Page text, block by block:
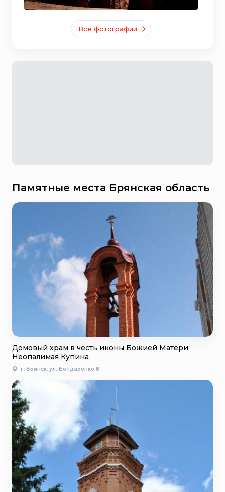
Все фотографии
Памятные места Брянская область
Домовый храм в честь иконы Божией Матери
Неопалимая Купина
г. Брянск, ул. Бондаренко 8